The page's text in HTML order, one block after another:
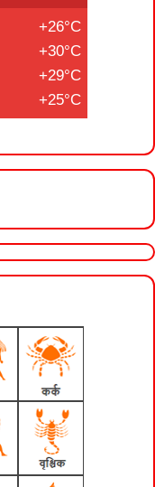
+26°C
+30°C
+29°C
+25°C